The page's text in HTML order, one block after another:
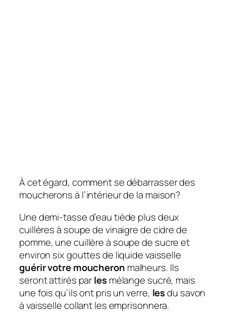
À cet égard, comment se débarrasser des
moucherons à l’intérieur de la maison?
Une demi-tasse d’eau tiède plus deux
cuillères à soupe de vinaigre de cidre de
pomme, une cuillère à soupe de sucre et
environ six gouttes de liquide vaisselle
guérir votre moucheron malheurs. Ils
seront attirés parlesmélange sucré, mais
une fois qu’ils ont pris un verre, lesdu savon
à vaisselle collant les emprisonnera.